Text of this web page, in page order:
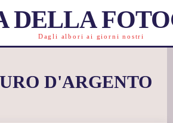
DELLA
Dagli albori ai giorni nostri
D'ARGENTO